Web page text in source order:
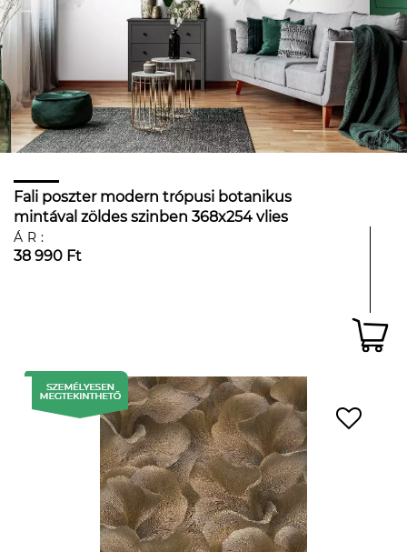
Fali poszter modern trópusi botanikus
mintával zöldes szinben 368x254 vlies
ÁR:
38 990 Ft